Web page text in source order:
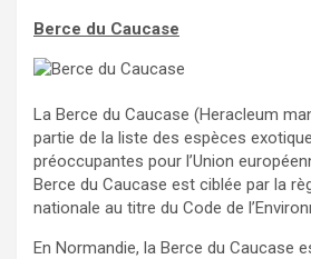
Berce du Caucase
La Berce du Caucase (Heracleum
partie de la liste des espèces
préoccupantes pour l’Union
Berce du Caucase est ciblée par la
nationale au titre du Code de
En Normandie, la Berce du Caucase